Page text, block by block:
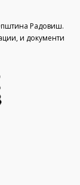
Радовиш.
и документи